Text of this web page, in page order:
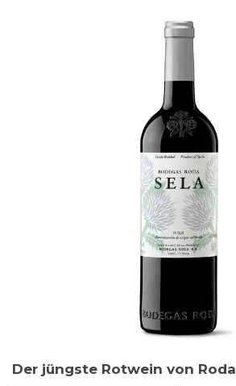
Anfang
Der jüngste Rotwein von Roda